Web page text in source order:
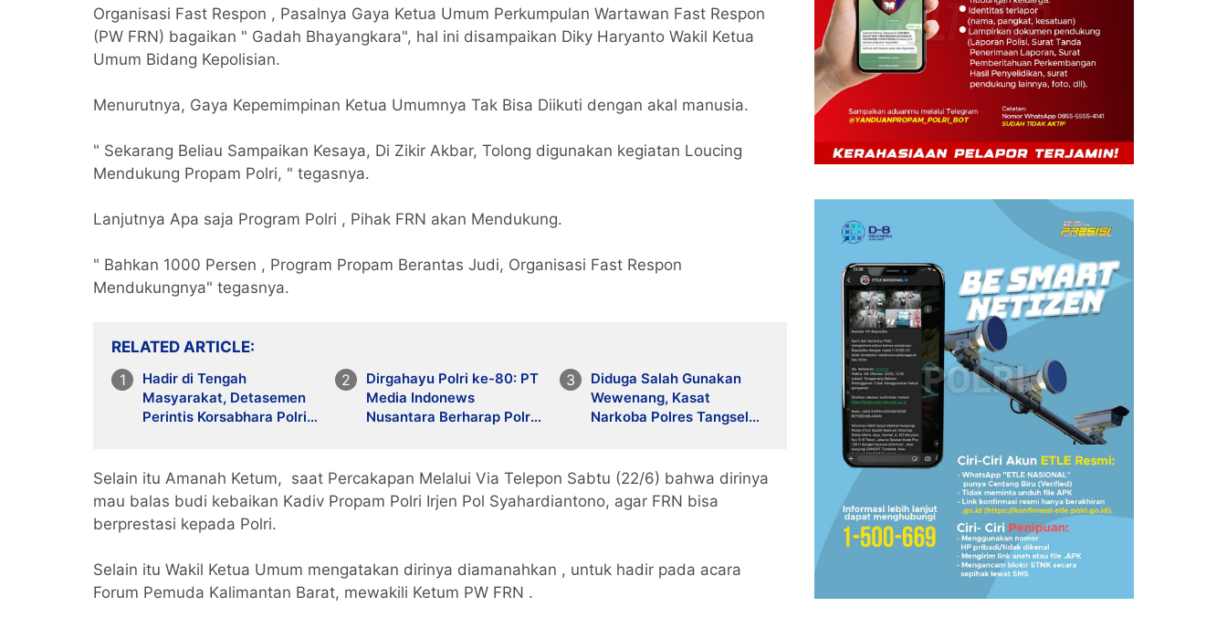
Organisasi Fast Respon , Pasalnya Gaya Ketua Umum Perkumpulan Wartawan Fast Respon
(PW FRN) bagaikan " Gadah Bhayangkara", hal ini disampaikan Diky Haryanto Wakil Ketua
Umum Bidang Kepolisian.
Menurutnya, Gaya Kepemimpinan Ketua Umumnya Tak Bisa Diikuti dengan akal manusia.
" Sekarang Beliau Sampaikan Kesaya, Di Zikir Akbar, Tolong digunakan kegiatan Loucing
Mendukung Propam Polri, " tegasnya.
Lanjutnya Apa saja Program Polri , Pihak FRN akan Mendukung.
" Bahkan 1000 Persen , Program Propam Berantas Judi, Organisasi Fast Respon
Mendukungnya" tegasnya.
RELATED ARTICLE
Hadir di Tengah
Masyarakat, Detasemen
Perintis Korsabhara Polri
Dirgahayu Polri ke-80: PT
Media Indonews
Nusantara Berharap Polri
Diduga Salah Gunakan
Wewenang, Kasat
Narkoba Polres Tangsel
Selain itu Amanah Ketum, saat Percakapan Melalui Via Telepon Sabtu (22/6) bahwa dirinya
mau balas budi kebaikan Kadiv Propam Polri Irjen Pol Syahardiantono, agar FRN bisa
berprestasi kepada Polri.
Selain itu Wakil Ketua Umum mengatakan dirinya diamanahkan , untuk hadir pada acara
Forum Pemuda Kalimantan Barat, mewakili Ketum PW FRN .